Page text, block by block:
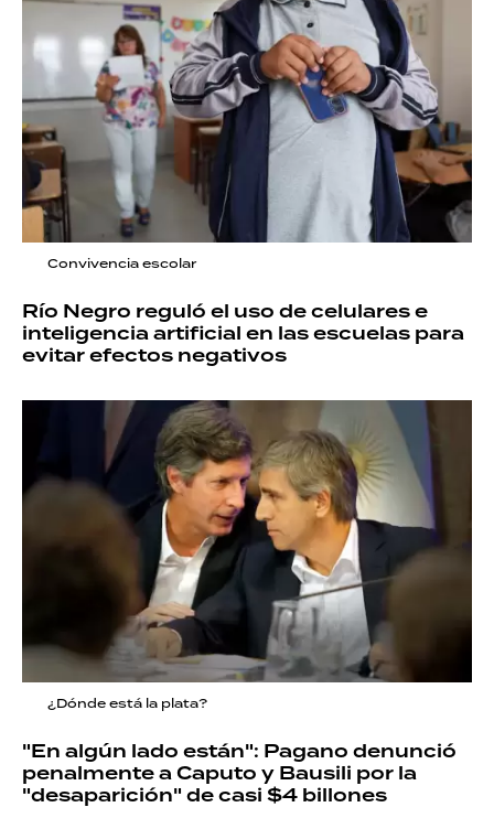
Convivencia escolar
Río Negro reguló el uso de celulares e
inteligencia artificial en las escuelas para
evitar efectos negativos
¿Dónde está la plata?
"En algún lado están": Pagano denunció
penalmente a Caputo y Bausili por la
"desaparición" de casi $4 billones